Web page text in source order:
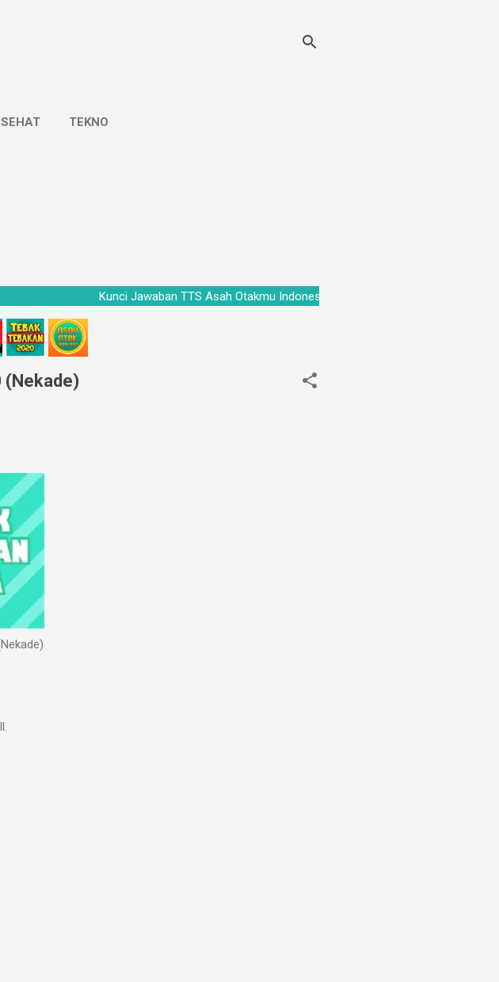
SEHAT TEKNO
Kunci Jawaban TTS Asah Otakmu Indonesia
(Nekade)